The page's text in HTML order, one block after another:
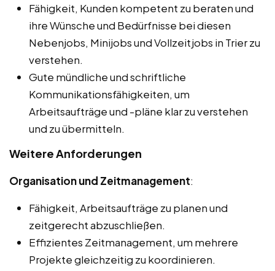
Fähigkeit, Kunden kompetent zu beraten und
ihre Wünsche und Bedürfnisse bei diesen
Nebenjobs, Minijobs und Vollzeitjobs in Trier zu
verstehen.
Gute mündliche und schriftliche
Kommunikationsfähigkeiten, um
Arbeitsaufträge und -pläne klar zu verstehen
und zu übermitteln.
Weitere Anforderungen
Organisation und Zeitmanagement:
Fähigkeit, Arbeitsaufträge zu planen und
zeitgerecht abzuschließen.
Effizientes Zeitmanagement, um mehrere
Projekte gleichzeitig zu koordinieren.